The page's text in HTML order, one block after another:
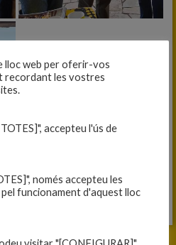
lloc web per oferir-vos
recordant les vostres
accepteu l'ús de
només accepteu les
funcionament d'aquest lloc